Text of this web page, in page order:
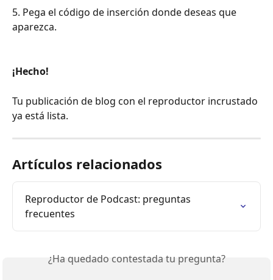
5. Pega el código de inserción donde deseas que
aparezca.
¡Hecho!
Tu publicación de blog con el reproductor incrustado
ya está lista.
Artículos relacionados
Reproductor de Podcast: preguntas
frecuentes
¿Ha quedado contestada tu pregunta?